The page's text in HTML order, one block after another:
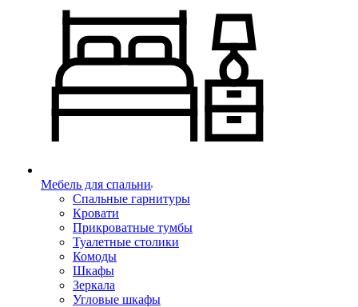
Мебель для спальни
Спальные гарнитуры
Кровати
Прикроватные тумбы
Туалетные столики
Комоды
Шкафы
Зеркала
Угловые шкафы